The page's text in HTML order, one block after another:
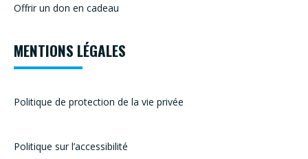
Offrir un don en cadeau
MENTIONS LÉGALES
Politique de protection de la vie privée
Politique sur l’accessibilité